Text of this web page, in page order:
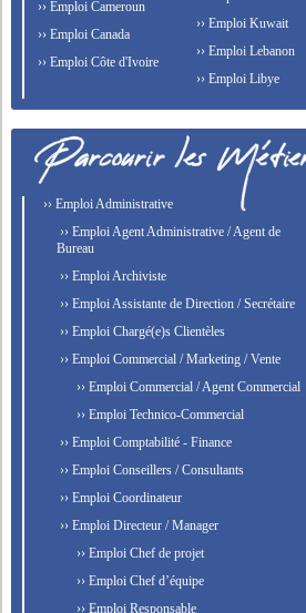
›› Emploi Cameroun
›› Emploi Canada
›› Emploi Côte d'Ivoire
›› Emploi Kuwait
›› Emploi Lebanon
›› Emploi Libye
›› Emploi Administrative
›› Emploi Agent Administrative / Agent de
Bureau
›› Emploi Archiviste
›› Emploi Assistante de Direction / Secrétaire
›› Emploi Chargé(e)s Clientèles
›› Emploi Commercial / Marketing / Vente
›› Emploi Commercial / Agent Commercial
›› Emploi Technico-Commercial
›› Emploi Comptabilité - Finance
›› Emploi Conseillers / Consultants
›› Emploi Coordinateur
›› Emploi Directeur / Manager
›› Emploi Chef de projet
›› Emploi Chef d’équipe
›› Emploi Responsable